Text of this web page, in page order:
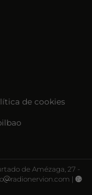
de cookies
de Amézaga, 27 -
radionervion.com |